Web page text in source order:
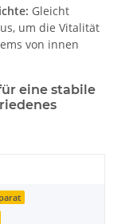
Gleicht
um die Vitalität
von innen
eine stabile